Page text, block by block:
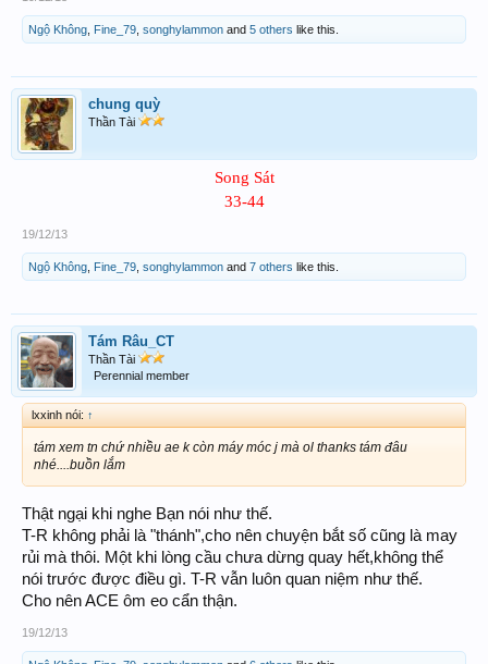
Ngộ Không Fine_79 songhylammon and 5 others like this.
chung quỳ
Thần Tài
Song Sát
33-44
19/12/13
Ngộ Không Fine_79 songhylammon and 7 others like this.
Tám Râu_CT
Thần Tài
Perennial member
lxxinh nói: ↑
tám xem tn chứ nhiều ae k còn máy móc j mà ol thanks tám đâu
nhé....buồn lắm
Thật ngại khi nghe Bạn nói như thế.
T-R không phải là "thánh",cho nên chuyện bắt số cũng là may
rủi mà thôi. Một khi lòng cầu chưa dừng quay hết,không thể
nói trước được điều gì. T-R vẫn luôn quan niệm như thế.
Cho nên ACE ôm eo cẩn thận.
19/12/13